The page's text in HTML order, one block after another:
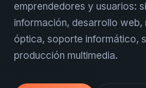
emprendedores y usuarios:
información, desarrollo web,
óptica, soporte informático,
producción multimedia.